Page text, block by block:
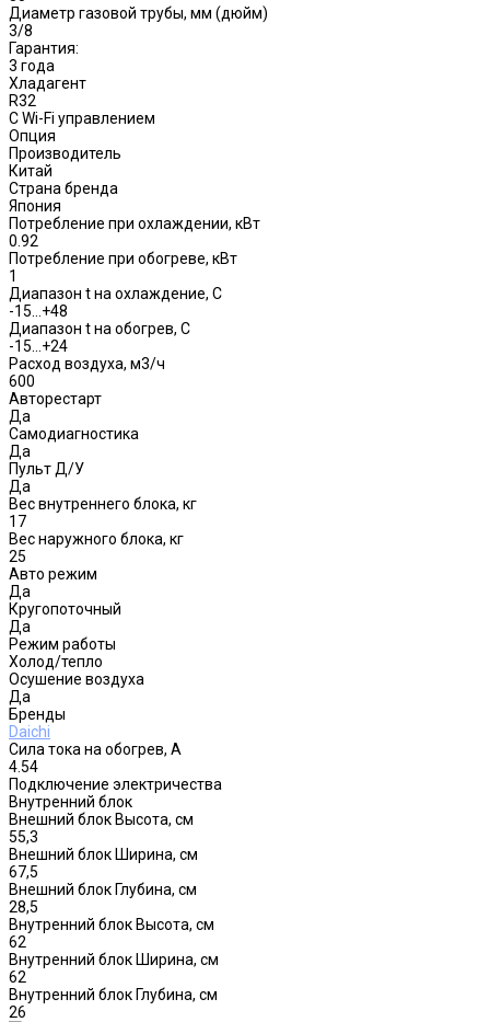
Диаметр газовой трубы, мм (дюйм)
3/8
Гарантия:
3 года
Хладагент
R32
С Wi-Fi управлением
Опция
Производитель
Китай
Страна бренда
Япония
Потребление при охлаждении, кВт
0.92
Потребление при обогреве, кВт
1
Диапазон t на охлаждение, С
-15…+48
Диапазон t на обогрев, С
-15…+24
Расход воздуха, м3/ч
600
Авторестарт
Да
Самодиагностика
Да
Пульт Д/У
Да
Вес внутреннего блока, кг
17
Вес наружного блока, кг
25
Авто режим
Да
Кругопоточный
Да
Режим работы
Холод/тепло
Осушение воздуха
Да
Бренды
Daichi
Сила тока на обогрев, А
4.54
Подключение электричества
Внутренний блок
Внешний блок Высота, см
55,3
Внешний блок Ширина, см
67,5
Внешний блок Глубина, см
28,5
Внутренний блок Высота, см
62
Внутренний блок Ширина, см
62
Внутренний блок Глубина, см
26